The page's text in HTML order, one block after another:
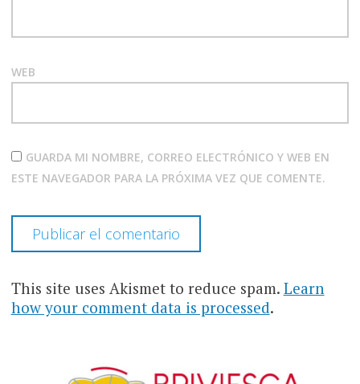
WEB
GUARDA MI NOMBRE, CORREO ELECTRÓNICO Y WEB EN
ESTE NAVEGADOR PARA LA PRÓXIMA VEZ QUE COMENTE.
This site uses Akismet to reduce spam. Learn
how your comment data is processed.